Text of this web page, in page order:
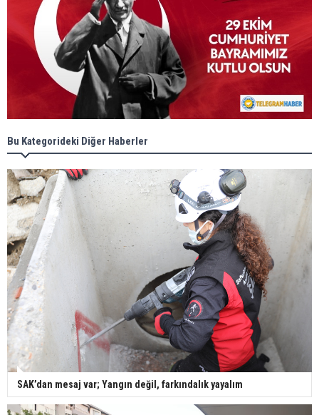
Bu Kategorideki Diğer Haberler
SAK’dan mesaj var; Yangın değil, farkındalık yayalım